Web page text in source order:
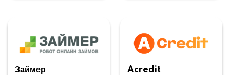
Займер
Acredit